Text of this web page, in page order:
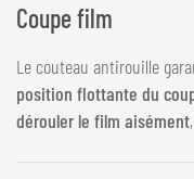
Coupe film
Le couteau antirouille
position flottante du
dérouler le film aisément,